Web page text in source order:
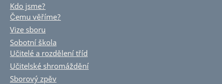
Kdo jsme?
Čemu věříme?
Vize sboru
Sobotní škola
Učitelé a rozdělení tříd
Učitelské shromáždění
Sborový zpěv